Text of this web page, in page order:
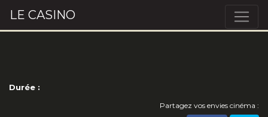
LE CASINO
Durée :
Partagez vos envies cinéma :